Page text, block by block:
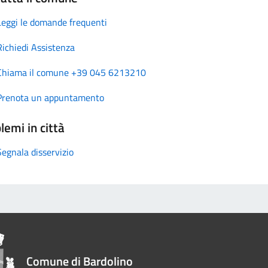
le domande frequenti
Assistenza
il comune +39 045 6213210
un appuntamento
in città
disservizio
Comune di Bardolino